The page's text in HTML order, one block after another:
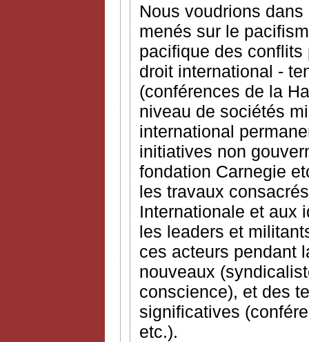
Nous voudrions
menés sur le
pacifique des
droit international -
(conférences de la
niveau de sociétés
international
initiatives non
fondation Carnegie
les travaux
Internationale et aux
les leaders et
ces acteurs pendant
nouveaux
conscience), et des
significatives
etc.).